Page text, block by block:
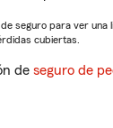
seguro para ver una
cubiertas.
de seguro de